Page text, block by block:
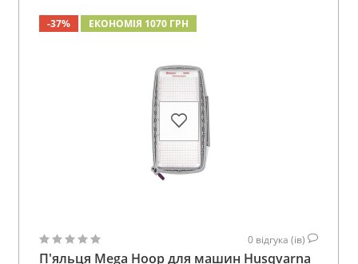
-37% ЕКОНОМІЯ 1070 ГРН
0 відгука (ів)
П'яльця Mega Hoop для машин Husqvarna